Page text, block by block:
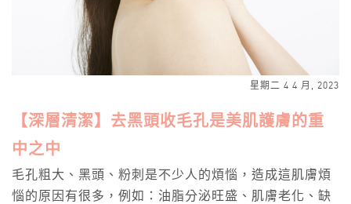
星期二 4 4 月, 2023
【深層清潔】去黑頭收毛孔是美肌護膚的重
中之中
毛孔粗大、黑頭、粉刺是不少人的煩惱，造成這肌膚煩
惱的原因有很多，例如：油脂分泌旺盛、肌膚老化、缺